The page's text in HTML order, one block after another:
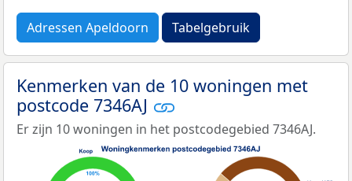
Adressen Apeldoorn Tabelgebruik
Kenmerken van de 10 woningen met
postcode 7346AJ
Er zijn 10 woningen in het postcodegebied 7346AJ.